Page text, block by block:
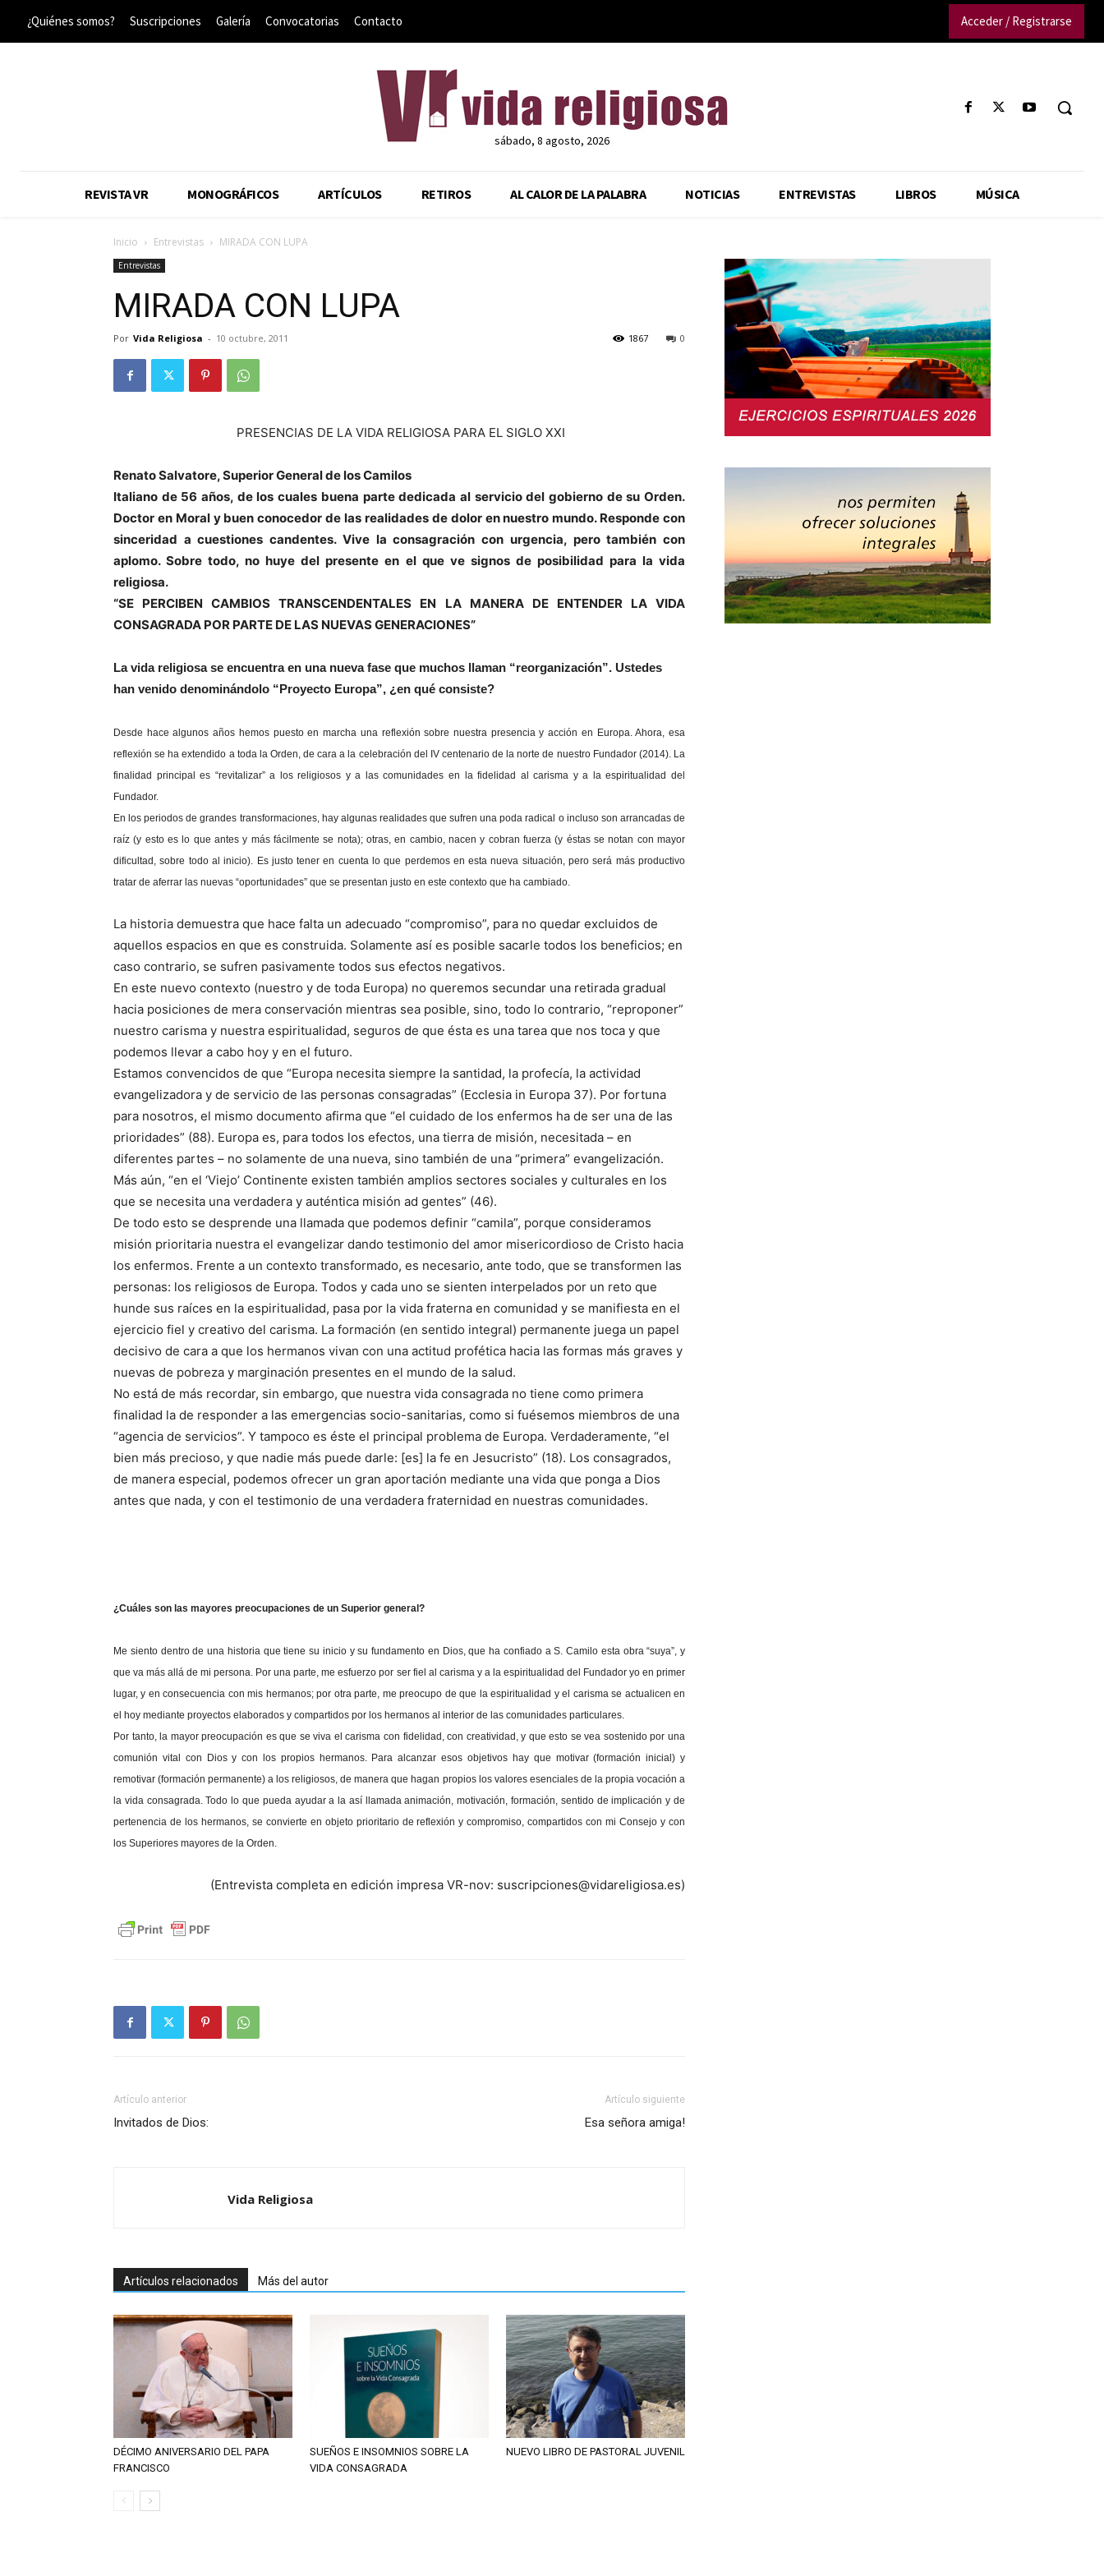
¿Quiénes somos? Suscripciones Galería Convocatorias Contacto Acceder / Registrarse
sábado, 8 agosto, 2026
REVISTA VR MONOGRÁFICOS ARTÍCULOS RETIROS AL CALOR DE LA PALABRA NOTICIAS ENTREVISTAS LIBROS MÚSICA
Inicio Entrevistas MIRADA CON LUPA
Entrevistas
MIRADA CON LUPA
Por Vida Religiosa - 10 octubre, 2011 0
1867
PRESENCIAS DE LA VIDA RELIGIOSA PARA EL SIGLO XXI
Renato Salvatore, Superior General de los Camilos
Italiano de 56 años, de los cuales buena parte dedicada al servicio del gobierno de su Orden.
Doctor en Moral y buen conocedor de las realidades de dolor en nuestro mundo. Responde con
sinceridad a cuestiones candentes. Vive la consagración con urgencia, pero también con
aplomo. Sobre todo, no huye del presente en el que ve signos de posibilidad para la vida
religiosa.
“SE PERCIBEN CAMBIOS TRANSCENDENTALES EN LA MANERA DE ENTENDER LA VIDA
CONSAGRADA POR PARTE DE LAS NUEVAS GENERACIONES”
La vida religiosa se encuentra en una nueva fase que muchos llaman “reorganización”. Ustedes
han venido denominándolo “Proyecto Europa”, ¿en qué consiste?
Desde hace algunos años hemos puesto en marcha una reflexión sobre nuestra presencia y acción en Europa. Ahora, esa
reflexión se ha extendido a toda la Orden, de cara a la celebración del IV centenario de la norte de nuestro Fundador (2014). La
finalidad principal es “revitalizar” a los religiosos y a las comunidades en la fidelidad al carisma y a la espiritualidad del
Fundador.
En los periodos de grandes transformaciones, hay algunas realidades que sufren una poda radical o incluso son arrancadas de
raíz (y esto es lo que antes y más fácilmente se nota); otras, en cambio, nacen y cobran fuerza (y éstas se notan con mayor
dificultad, sobre todo al inicio). Es justo tener en cuenta lo que perdemos en esta nueva situación, pero será más productivo
tratar de aferrar las nuevas “oportunidades” que se presentan justo en este contexto que ha cambiado.
La historia demuestra que hace falta un adecuado “compromiso”, para no quedar excluidos de
aquellos espacios en que es construida. Solamente así es posible sacarle todos los beneficios; en
caso contrario, se sufren pasivamente todos sus efectos negativos.
En este nuevo contexto (nuestro y de toda Europa) no queremos secundar una retirada gradual
hacia posiciones de mera conservación mientras sea posible, sino, todo lo contrario, “reproponer”
nuestro carisma y nuestra espiritualidad, seguros de que ésta es una tarea que nos toca y que
podemos llevar a cabo hoy y en el futuro.
Estamos convencidos de que “Europa necesita siempre la santidad, la profecía, la actividad
evangelizadora y de servicio de las personas consagradas” (Ecclesia in Europa 37). Por fortuna
para nosotros, el mismo documento afirma que “el cuidado de los enfermos ha de ser una de las
prioridades” (88). Europa es, para todos los efectos, una tierra de misión, necesitada – en
diferentes partes – no solamente de una nueva, sino también de una “primera” evangelización.
Más aún, “en el ‘Viejo’ Continente existen también amplios sectores sociales y culturales en los
que se necesita una verdadera y auténtica misión ad gentes” (46).
De todo esto se desprende una llamada que podemos definir “camila”, porque consideramos
misión prioritaria nuestra el evangelizar dando testimonio del amor misericordioso de Cristo hacia
los enfermos. Frente a un contexto transformado, es necesario, ante todo, que se transformen las
personas: los religiosos de Europa. Todos y cada uno se sienten interpelados por un reto que
hunde sus raíces en la espiritualidad, pasa por la vida fraterna en comunidad y se manifiesta en el
ejercicio fiel y creativo del carisma. La formación (en sentido integral) permanente juega un papel
decisivo de cara a que los hermanos vivan con una actitud profética hacia las formas más graves y
nuevas de pobreza y marginación presentes en el mundo de la salud.
No está de más recordar, sin embargo, que nuestra vida consagrada no tiene como primera
finalidad la de responder a las emergencias socio-sanitarias, como si fuésemos miembros de una
“agencia de servicios”. Y tampoco es éste el principal problema de Europa. Verdaderamente, “el
bien más precioso, y que nadie más puede darle: [es] la fe en Jesucristo” (18). Los consagrados,
de manera especial, podemos ofrecer un gran aportación mediante una vida que ponga a Dios
antes que nada, y con el testimonio de una verdadera fraternidad en nuestras comunidades.
¿Cuáles son las mayores preocupaciones de un Superior general?
Me siento dentro de una historia que tiene su inicio y su fundamento en Dios, que ha confiado a S. Camilo esta obra “suya”, y
que va más allá de mi persona. Por una parte, me esfuerzo por ser fiel al carisma y a la espiritualidad del Fundador yo en primer
lugar, y en consecuencia con mis hermanos; por otra parte, me preocupo de que la espiritualidad y el carisma se actualicen en
el hoy mediante proyectos elaborados y compartidos por los hermanos al interior de las comunidades particulares.
Por tanto, la mayor preocupación es que se viva el carisma con fidelidad, con creatividad, y que esto se vea sostenido por una
comunión vital con Dios y con los propios hermanos. Para alcanzar esos objetivos hay que motivar (formación inicial) y
remotivar (formación permanente) a los religiosos, de manera que hagan propios los valores esenciales de la propia vocación a
la vida consagrada. Todo lo que pueda ayudar a la así llamada animación, motivación, formación, sentido de implicación y de
pertenencia de los hermanos, se convierte en objeto prioritario de reflexión y compromiso, compartidos con mi Consejo y con
los Superiores mayores de la Orden.
(Entrevista completa en edición impresa VR-nov: suscripciones@vidareligiosa.es)
Artículo anterior
Invitados de Dios:
Artículo siguiente
Esa señora amiga!
Vida Religiosa
Artículos relacionados Más del autor
DÉCIMO ANIVERSARIO DEL PAPA
FRANCISCO
SUEÑOS E INSOMNIOS SOBRE LA
VIDA CONSAGRADA
NUEVO LIBRO DE PASTORAL JUVENIL